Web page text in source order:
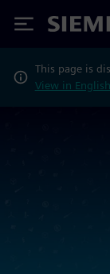
Siemens
This page is
View in